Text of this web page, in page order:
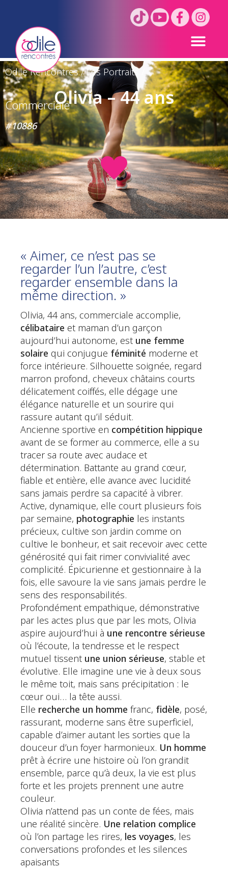
Odile Rencontres/Les Portraits/
Olivia – 44 ans
Commerciale
#10886
« Aimer, ce n’est pas se
regarder l’un l’autre, c’est
regarder ensemble dans la
même direction. »
Olivia, 44 ans, commerciale accomplie,
célibataire et maman d’un garçon
aujourd’hui autonome, est une femme
solaire qui conjugue féminité moderne et
force intérieure. Silhouette soignée, regard
marron profond, cheveux châtains courts
délicatement coiffés, elle dégage une
élégance naturelle et un sourire qui
rassure autant qu’il séduit.
Ancienne sportive en compétition hippique
avant de se former au commerce, elle a su
tracer sa route avec audace et
détermination. Battante au grand cœur,
fiable et entière, elle avance avec lucidité
sans jamais perdre sa capacité à vibrer.
Active, dynamique, elle court plusieurs fois
par semaine, photographie les instants
précieux, cultive son jardin comme on
cultive le bonheur, et sait recevoir avec cette
générosité qui fait rimer convivialité avec
complicité. Épicurienne et gestionnaire à la
fois, elle savoure la vie sans jamais perdre le
sens des responsabilités.
Profondément empathique, démonstrative
par les actes plus que par les mots, Olivia
aspire aujourd’hui à une rencontre sérieuse
où l’écoute, la tendresse et le respect
mutuel tissent une union sérieuse, stable et
évolutive. Elle imagine une vie à deux sous
le même toit, mais sans précipitation : le
cœur oui… la tête aussi.
Elle recherche un homme franc, fidèle, posé,
rassurant, moderne sans être superficiel,
capable d’aimer autant les sorties que la
douceur d’un foyer harmonieux. Un homme
prêt à écrire une histoire où l’on grandit
ensemble, parce qu’à deux, la vie est plus
forte et les projets prennent une autre
couleur.
Olivia n’attend pas un conte de fées, mais
une réalité sincère. Une relation complice
où l’on partage les rires, les voyages, les
conversations profondes et les silences
apaisants